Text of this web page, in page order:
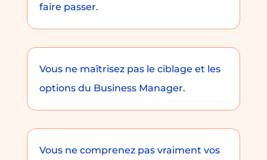
faire passer.
Vous ne maîtrisez pas le ciblage et les
options du Business Manager.
Vous ne comprenez pas vraiment vos